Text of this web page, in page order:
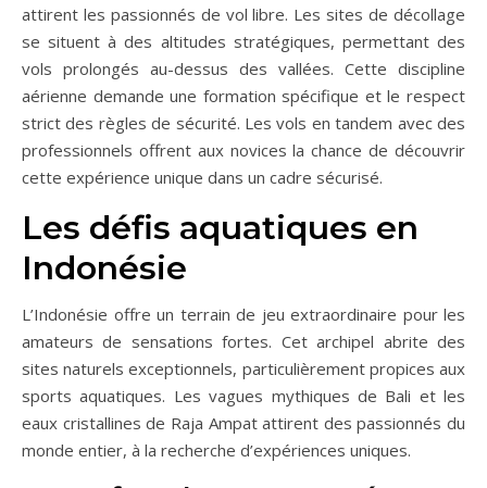
attirent les passionnés de vol libre. Les sites de décollage
se situent à des altitudes stratégiques, permettant des
vols prolongés au-dessus des vallées. Cette discipline
aérienne demande une formation spécifique et le respect
strict des règles de sécurité. Les vols en tandem avec des
professionnels offrent aux novices la chance de découvrir
cette expérience unique dans un cadre sécurisé.
Les défis aquatiques en
Indonésie
L’Indonésie offre un terrain de jeu extraordinaire pour les
amateurs de sensations fortes. Cet archipel abrite des
sites naturels exceptionnels, particulièrement propices aux
sports aquatiques. Les vagues mythiques de Bali et les
eaux cristallines de Raja Ampat attirent des passionnés du
monde entier, à la recherche d’expériences uniques.